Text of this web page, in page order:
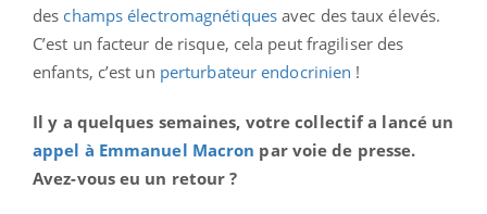
des champs électromagnétiquesavec des taux élevés.
C’est un facteur de risque, cela peut fragiliser des
enfants, c’est un perturbateur endocrinien !
Il y a quelques semaines, votre collectif a lancé un
appel à Emmanuel Macron par voie de presse.
Avez-vous eu un retour ?